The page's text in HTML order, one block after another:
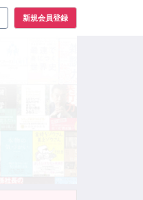
新規会員登録